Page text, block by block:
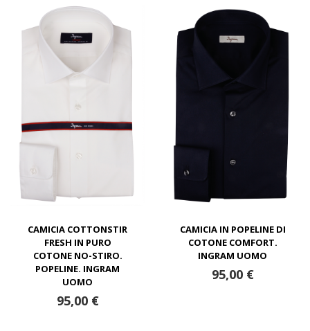
CAMICIA COTTONSTIR
FRESH IN PURO
COTONE NO-STIRO.
POPELINE. INGRAM
UOMO
95,00 €
CAMICIA IN POPELINE DI
COTONE COMFORT.
INGRAM UOMO
95,00 €